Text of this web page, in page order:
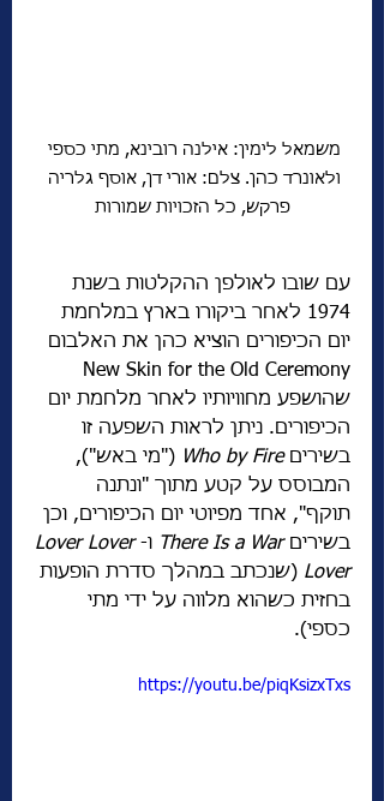
משמאל לימין: אילנה רובינא, מתי כספי
ולאונרד כהן. צלם: אורי דן, אוסף גלריה
פרקש, כל הזכויות שמורות
עם שובו לאולפן ההקלטות בשנת
1974 לאחר ביקורו בארץ במלחמת
יום הכיפורים הוציא כהן את האלבום
שהושפע מחוויותיו לאחר מלחמת יום
הכיפורים. ניתן לראות השפעה זו
בשירים Who by Fire ("מי באש"),
המבוסס על קטע מתוך "ונתנה
תוקף", אחד מפיוטי יום הכיפורים, וכן
בשירים There Is a War ו-Lover Lover
Lover (שנכתב במהלך סדרת הופעות
בחזית כשהוא מלווה על ידי מתי
כספי).
https://youtu.be/piqKsizxTxs